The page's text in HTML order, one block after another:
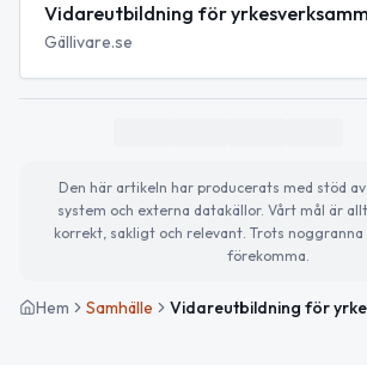
Vidareutbildning för
Gällivare.se
Den här artikeln har producerats med stöd
system och externa datakällor. Vårt mål är
korrekt, sakligt och relevant. Trots
förekomma.
Hem Samhälle